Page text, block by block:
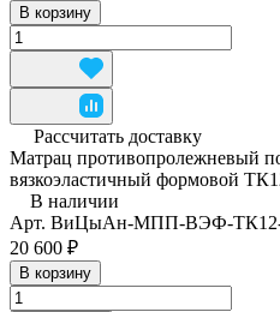
В корзину
Рассчитать доставку
Матрац противопролежневый
вязкоэластичный формовой
В наличии
Арт. ВиЦыАн-МПП-ВЭФ-
20 600 ₽
В корзину